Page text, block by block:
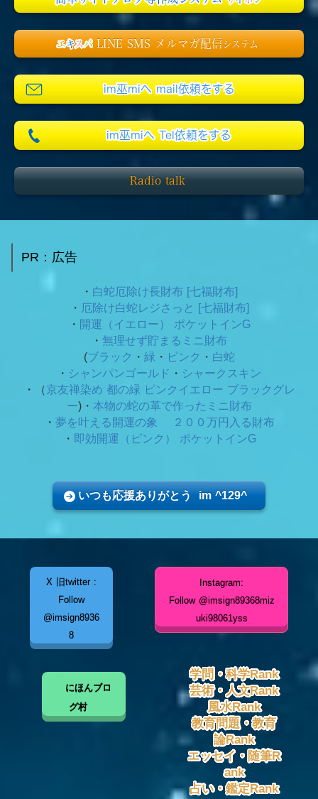
エキスパ LINE SMS メルマガ配信システム
im巫miへ mail依頼をする
im巫miへ Tel依頼をする
Radio talk
PR：広告
・ 白蛇厄除け長財布 [七福財布]
・ 厄除け白蛇レジさっと [七福財布]
・ 開運（イエロー） ポケットインG
・ 無理せず貯まるミニ財布
(ブラック ・ 緑 ・ ピンク ・ 白蛇
・ シャンパンゴールド ・ シャークスキン
・（京友禅染め 都の緑 ピンクイエロー ブラックグレ
ー)・ 本物の蛇の革で作ったミニ財布
・ 夢を叶える開運の象 ２００万円入る財布
・ 即効開運（ピンク） ポケットインG
いつも応援ありがとう im ^129^
X 旧twitter :
Follow
@imsign8936
8
Instagram:
Follow @imsign89368miz
uki98061yss
にほんブロ
グ村
学問・科学Rank
芸術・人文Rank
風水Rank
教育問題・教育
論Rank
エッセイ・随筆R
ank
占い・鑑定Rank